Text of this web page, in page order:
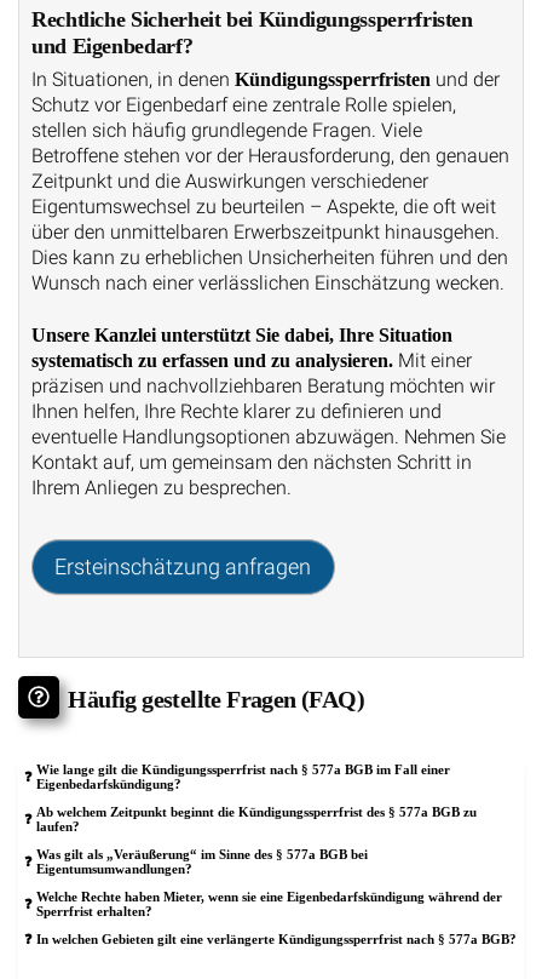
Rechtliche Sicherheit bei Kündigungssperrfristen
und Eigenbedarf?
In Situationen, in denen Kündigungssperrfristen und der
Schutz vor Eigenbedarf eine zentrale Rolle spielen,
stellen sich häufig grundlegende Fragen. Viele
Betroffene stehen vor der Herausforderung, den genauen
Zeitpunkt und die Auswirkungen verschiedener
Eigentumswechsel zu beurteilen – Aspekte, die oft weit
über den unmittelbaren Erwerbszeitpunkt hinausgehen.
Dies kann zu erheblichen Unsicherheiten führen und den
Wunsch nach einer verlässlichen Einschätzung wecken.
Unsere Kanzlei unterstützt Sie dabei, Ihre Situation
systematisch zu erfassen und zu analysieren. Mit einer
präzisen und nachvollziehbaren Beratung möchten wir
Ihnen helfen, Ihre Rechte klarer zu definieren und
eventuelle Handlungsoptionen abzuwägen. Nehmen Sie
Kontakt auf, um gemeinsam den nächsten Schritt in
Ihrem Anliegen zu besprechen.
Ersteinschätzung anfragen
Häufig gestellte Fragen (FAQ)
Wie lange gilt die Kündigungssperrfrist nach § 577a BGB im Fall einer
Eigenbedarfskündigung?
Ab welchem Zeitpunkt beginnt die Kündigungssperrfrist des § 577a BGB zu
laufen?
Was gilt als „Veräußerung“ im Sinne des § 577a BGB bei
Eigentumsumwandlungen?
Welche Rechte haben Mieter, wenn sie eine Eigenbedarfskündigung während der
Sperrfrist erhalten?
In welchen Gebieten gilt eine verlängerte Kündigungssperrfrist nach § 577a BGB?